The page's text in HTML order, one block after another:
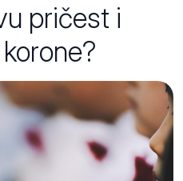
pričest i